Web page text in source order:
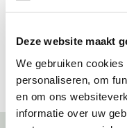
Deze website maakt
We gebruiken
personaliseren, om
en om ons
informatie over uw